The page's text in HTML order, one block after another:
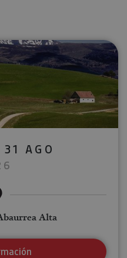
AGO
Alta